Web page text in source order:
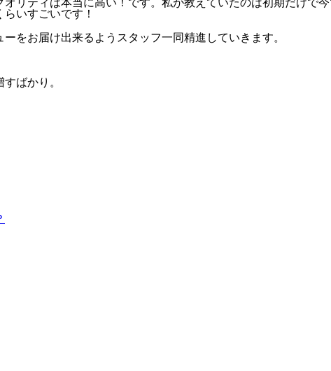
リティは本当に高い！です。私が教えていたのは初期だけで
いすごいです！
をお届け出来るようスタッフ一同精進していきます。
ばかり。